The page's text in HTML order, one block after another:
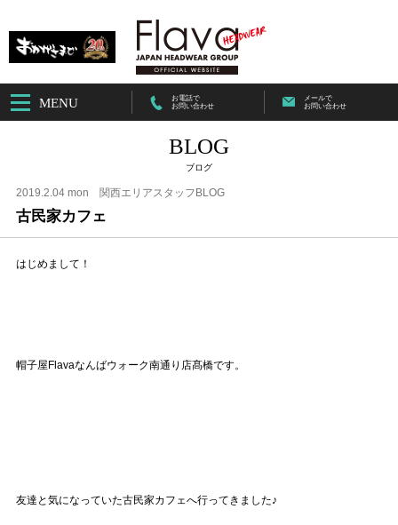
MENU
お電話で
お問い合わせ
メールで
お問い合わせ
BLOG
ブログ
2019.2.04 mon 関西エリアスタッフBLOG
古民家カフェ
はじめまして！
帽子屋Flavaなんばウォーク南通り店髙橋です。
友達と気になっていた古民家カフェへ行ってきました♪